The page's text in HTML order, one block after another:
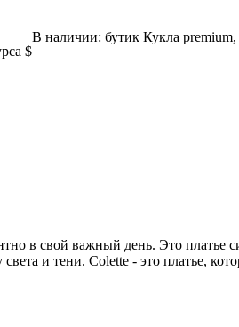
В наличии: бутик Кукла
$
в свой важный день. Это платье
и тени. Colette - это платье,